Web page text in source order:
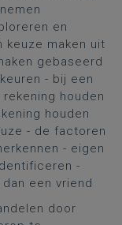
en
keuze maken uit
gebaseerd
- bij een
houden
houden
- de factoren
- eigen
-
een vriend
door